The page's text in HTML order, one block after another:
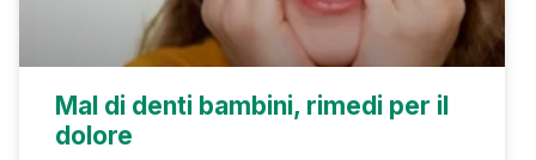
Mal di denti bambini, rimedi per il
dolore